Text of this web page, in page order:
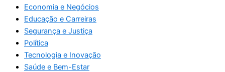
Economia e Negócios
Educação e Carreiras
Segurança e Justiça
Política
Tecnologia e Inovação
Saúde e Bem-Estar